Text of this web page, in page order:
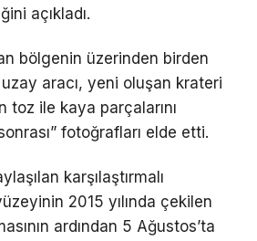
açıkladı.
bölgenin üzerinden birden
aracı, yeni oluşan krateri
toz ile kaya parçalarını
fotoğrafları elde etti.
karşılaştırmalı
2015 yılında çekilen
ardından 5 Ağustos’ta